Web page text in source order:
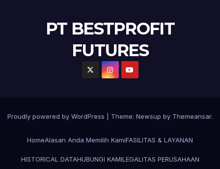
PT BESTPROFIT
FUTURES
Proudly powered by WordPress Theme: Newsup by Themeansar.
HomeAlasan Anda Memilih KamiFASILITAS & LAYANAN
HISTORICAL DATAHUBUNGI KAMILEGALITAS PERUSAHAAN